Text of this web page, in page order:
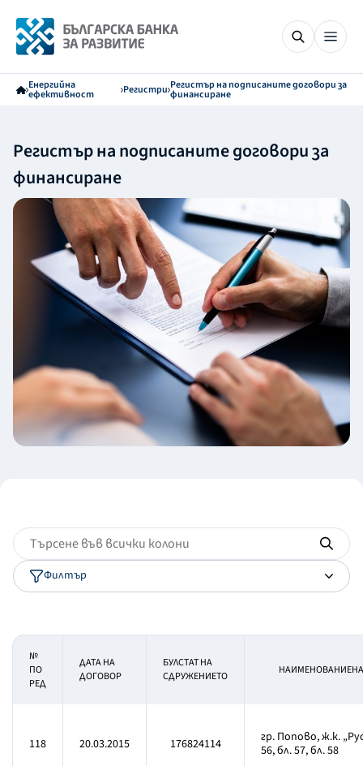
Енергийна
ефективност Регистри Регистър на подписаните договори за
финансиране
Регистър на подписаните договори за
финансиране
Филтър
№
ПО
РЕД
ДАТА НА
ДОГОВОР
БУЛСТАТ НА
СДРУЖЕНИЕТО
118 20.03.2015 176824114
гр. Попово, ж.к.
56, бл. 57, бл. 58